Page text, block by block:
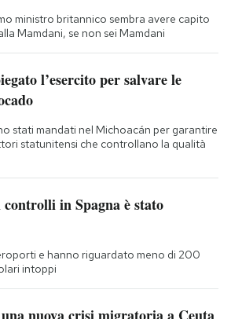
ministro britannico sembra avere capito
Mamdani, se non sei Mamdani
l’esercito per salvare le
stati mandati nel Michoacán per garantire
statunitensi che controllano la qualità
in Spagna è stato
e hanno riguardato meno di 200
intoppi
nuova crisi migratoria a Ceuta